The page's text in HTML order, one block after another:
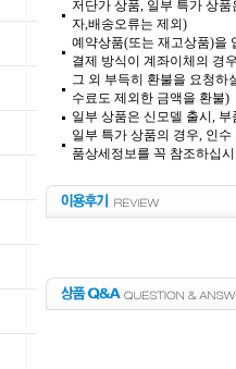
저단가 상품, 일부 특가 상
자,배송오류는 제외)
예약상품(또는 재고상품)을
결제 방식이 계좌이체의 경
그 외 부득히 환불을 요청하
수료도 제외한 금액을 환불)
일부 상품은 신모델 출시,
일부 특가 상품의 경우, 인
품상세정보를 꼭 참조하십